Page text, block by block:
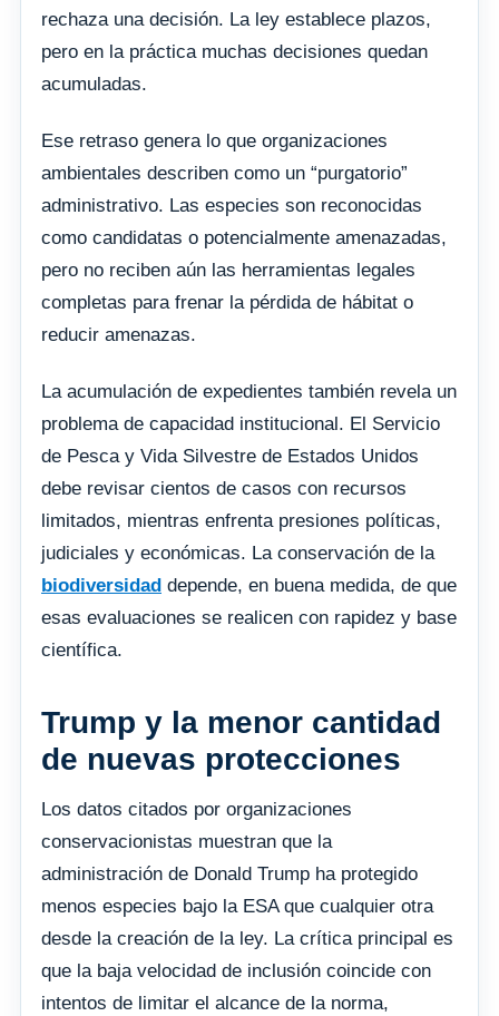
rechaza una decisión. La ley establece plazos,
pero en la práctica muchas decisiones quedan
acumuladas.
Ese retraso genera lo que organizaciones
ambientales describen como un “purgatorio”
administrativo. Las especies son reconocidas
como candidatas o potencialmente amenazadas,
pero no reciben aún las herramientas legales
completas para frenar la pérdida de hábitat o
reducir amenazas.
La acumulación de expedientes también revela un
problema de capacidad institucional. El Servicio
de Pesca y Vida Silvestre de Estados Unidos
debe revisar cientos de casos con recursos
limitados, mientras enfrenta presiones políticas,
judiciales y económicas. La conservación de la
biodiversidad depende, en buena medida, de que
esas evaluaciones se realicen con rapidez y base
científica.
Trump y la menor cantidad
de nuevas protecciones
Los datos citados por organizaciones
conservacionistas muestran que la
administración de Donald Trump ha protegido
menos especies bajo la ESA que cualquier otra
desde la creación de la ley. La crítica principal es
que la baja velocidad de inclusión coincide con
intentos de limitar el alcance de la norma,